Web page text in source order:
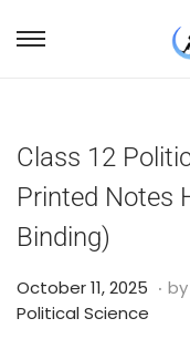
Class 12
Printed Notes
Binding)
Posted on
October 11, 2025 O. by
Political Science